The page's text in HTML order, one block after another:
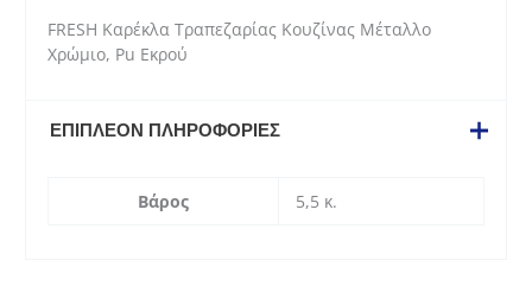
Εκρού
ποσότητα
FRESH Καρέκλα Τραπεζαρίας Κουζίνας Μέταλλο
Χρώμιο, Pu Εκρού
ΕΠΙΠΛΈΟΝ ΠΛΗΡΟΦΟΡΊΕΣ
Βάρος 5,5 κ.